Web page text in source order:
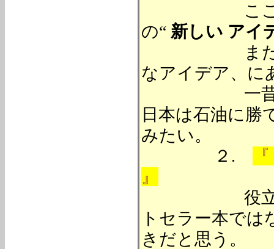
ここでは、
の“ 新しい アイ
また、世の
なアイデア、に
一昔前の、
日本は石油に勝
みたい。
２.
『
』
役立つ本は
トセラー本で
きだと思う。